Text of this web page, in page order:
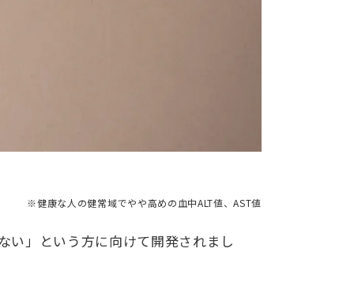
※健康な人の健常域でやや高めの血中ALT値、AST値
い」という方に向けて開発されまし